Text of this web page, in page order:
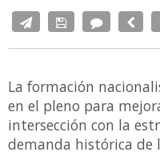
La formación
en el pleno para
intersección con la
demanda histórica de